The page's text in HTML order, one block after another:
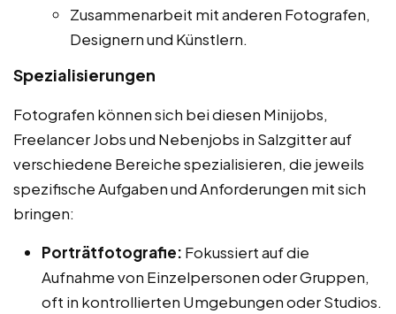
Zusammenarbeit mit anderen Fotografen,
Designern und Künstlern.
Spezialisierungen
Fotografen können sich bei diesen Minijobs,
Freelancer Jobs und Nebenjobs in Salzgitter auf
verschiedene Bereiche spezialisieren, die jeweils
spezifische Aufgaben und Anforderungen mit sich
bringen:
Porträtfotografie: Fokussiert auf die
Aufnahme von Einzelpersonen oder Gruppen,
oft in kontrollierten Umgebungen oder Studios.